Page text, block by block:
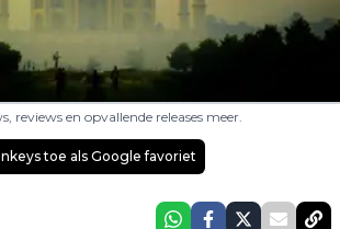
reviews en opvallende releases meer.
toe als Google favoriet